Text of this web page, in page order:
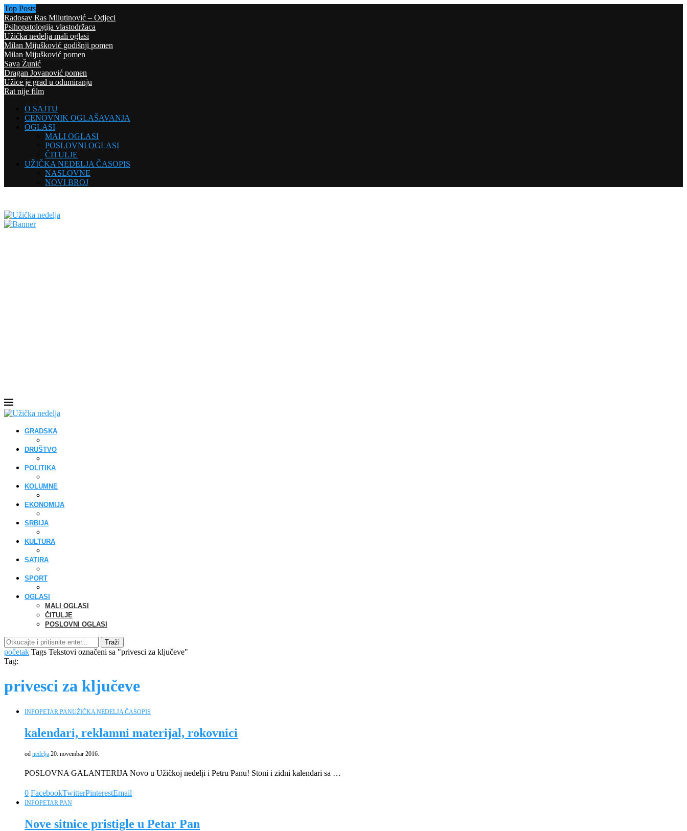
Top Posts
Radosav Ras Milutinović – Odjeci
Psihopatologija vlastodržaca
Užička nedelja mali oglasi
Milan Mijušković godišnji pomen
Milan Mijušković pomen
Sava Žunić
Dragan Jovanović pomen
Užice je grad u odumiranju
Rat nije film
O SAJTU
CENOVNIK OGLAŠAVANJA
OGLASI
MALI OGLASI
POSLOVNI OGLASI
ČITULJE
UŽIČKA NEDELJA ČASOPIS
NASLOVNE
NOVI BROJ
GRADSKA
DRUŠTVO
POLITIKA
KOLUMNE
EKONOMIJA
SRBIJA
KULTURA
SATIRA
SPORT
OGLASI
MALI OGLASI
ČITULJE
POSLOVNI OGLASI
Traži
početak Tags Tekstovi označeni sa "privesci za ključeve"
Tag:
privesci za ključeve
INFOPETAR PANUŽIČKA NEDELJA ČASOPIS
kalendari, reklamni materijal, rokovnici
od nedelja 20. novembar 2016.
POSLOVNA GALANTERIJA Novo u Užičkoj nedelji i Petru Panu! Stoni i zidni kalendari sa …
0 FacebookTwitterPinterestEmail
INFOPETAR PAN
Nove sitnice pristigle u Petar Pan